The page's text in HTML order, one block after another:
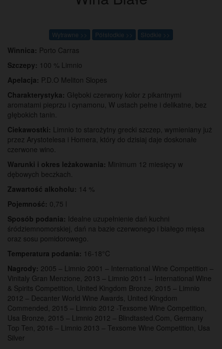
Wytrawne >> Półsłodkie >> Słodkie >>
Winnica: Porto Carras
Szczepy: 100 % Limnio
Apelacja: P.D.O Meliton Slopes
Charakterystyka: Głęboki czerwony kolor z pikantnymi
aromatami pieprzu i cynamonu, W ustach pełne i delikatne, bez
głębokich tanin.
Ciekawostki: Limnio to starożytny grecki szczep, wymieniany już
przez Arystotelesa i Homera, który do dzisiaj daje doskonałe
czerwone wino.
Warunki i okres leżakowania: Minimum 12 miesięcy w
dębowych beczkach.
Zawartość alkoholu: 14 %
Pojemność: 0,75 l
Sposób podania: Idealne uzupełnienie dań kuchni
śródziemnomorskiej, dań na bazie czerwonego i białego mięsa
oraz sosu pomidorowego.
Temperatura podania: 16-18°C
Nagrody: 2005 – Limnio 2001 – International Wine Competition –
Vinitaly Gran Menzione, 2013 – Limnio 2011 – International Wine
& Spirits Competition, United Kingdom Bronze, 2015 – Limnio
2012 – Decanter World Wine Awards, United Kingdom
Commended, 2015 – Limnio 2012 -Texsome Wine Competition,
Usa Bronze, 2015 – Limnio 2012 – Blindtasted.Com, Germany
Top Ten, 2016 – Limnio 2013 – Texsome Wine Competition, Usa
Silver